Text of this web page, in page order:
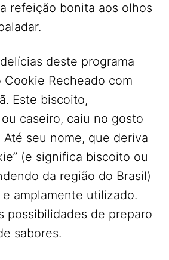
refeição bonita aos olhos
deste programa
Cookie Recheado com
Este biscoito,
caseiro, caiu no gosto
Até seu nome, que deriva
(e significa biscoito ou
da região do Brasil)
amplamente utilizado.
possibilidades de preparo
sabores.